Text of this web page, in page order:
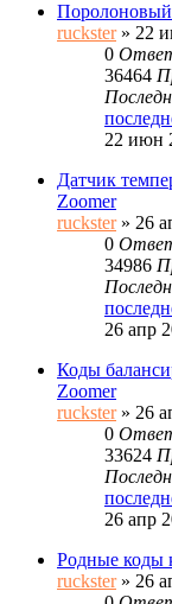
ruckster» 22
0
36464
22 июн
Датчик
Zoomer
ruckster» 26
0
34986
26 апр
Коды
Zoomer
ruckster» 26
0
33624
26 апр
Родные коды
ruckster» 26